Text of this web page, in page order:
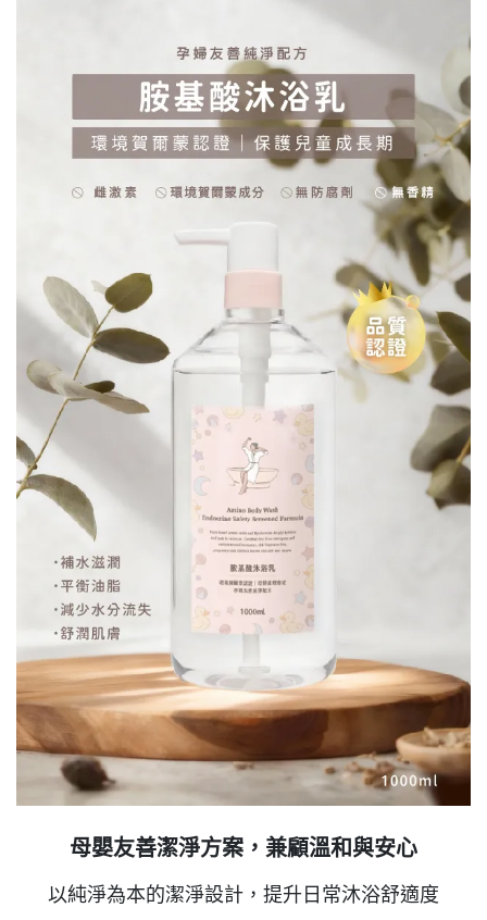
母嬰友善潔淨方案，兼顧溫和與安心
以純淨為本的潔淨設計，提升日常沐浴舒適度